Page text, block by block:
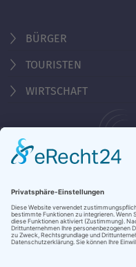
BÜRGER
TOURISTEN
WIRTSCHAFT
Montag -
Samstag,